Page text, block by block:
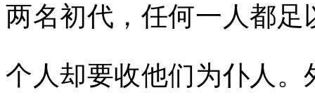
两名初代，任何一人都
个人却要收他们为仆人